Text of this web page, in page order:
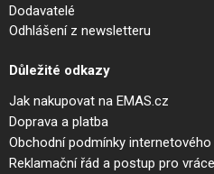
Dodavatelé
Odhlášení z newsletteru
Důležité odkazy
Jak nakupovat na EMAS.cz
Doprava a platba
Obchodní podmínky
Reklamační řád a postup pro